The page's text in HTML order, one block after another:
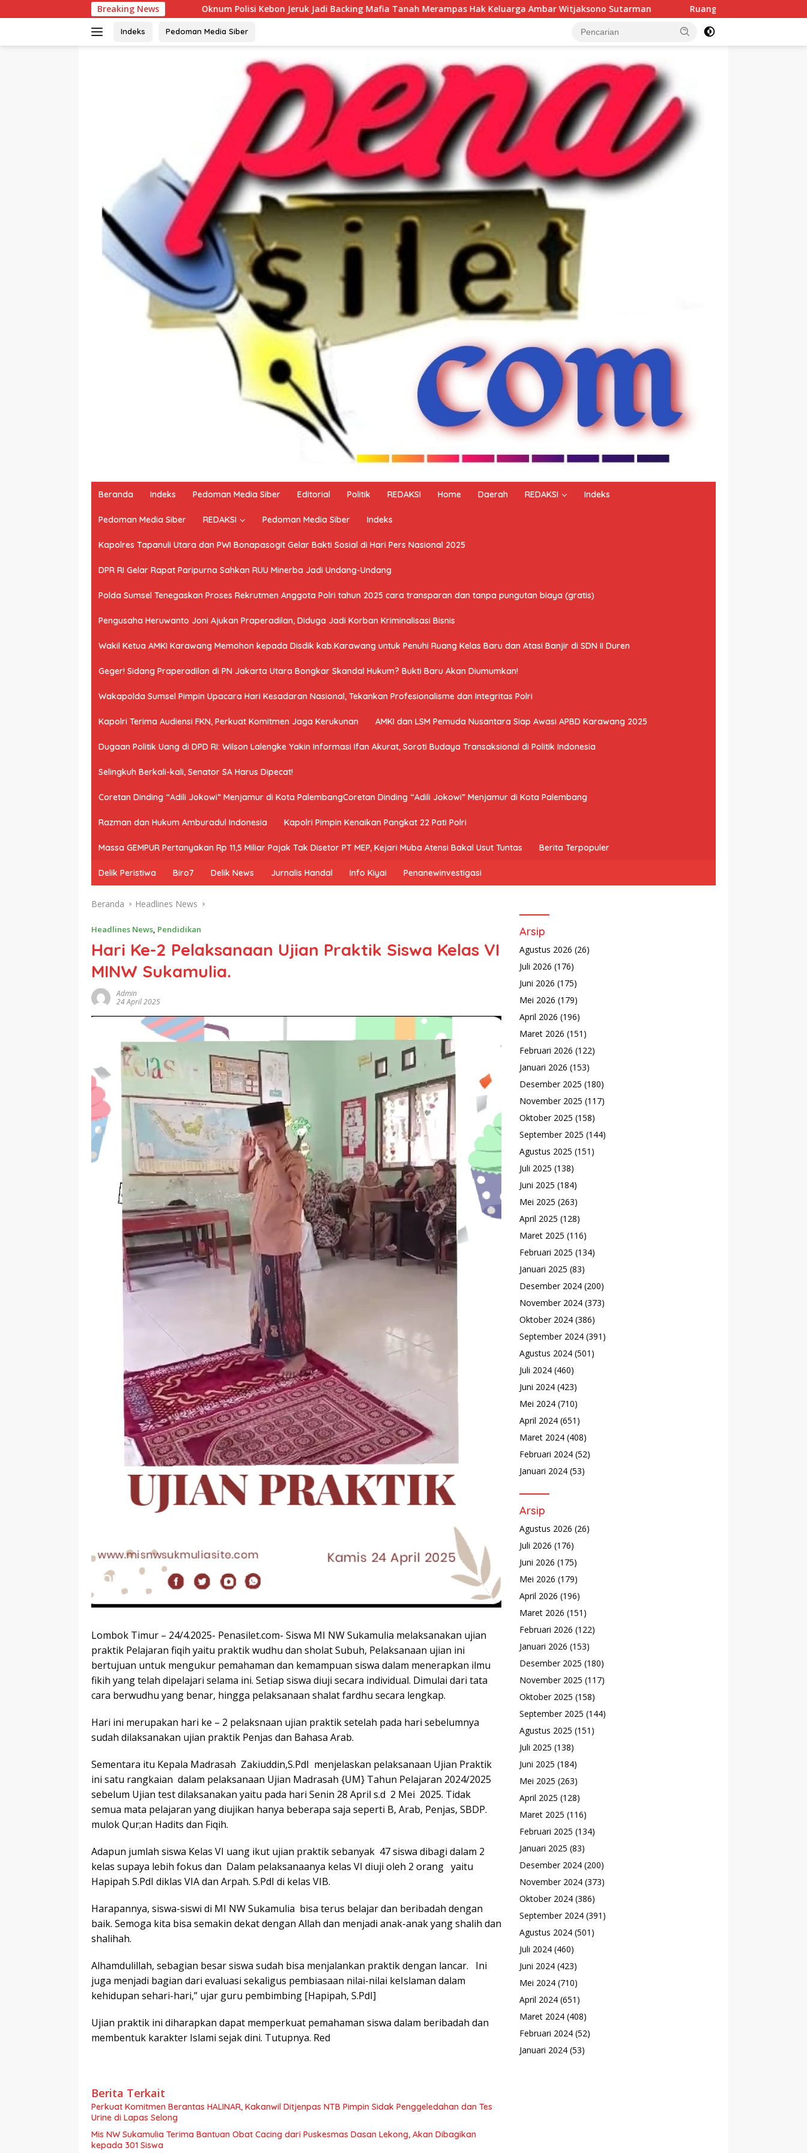
ke
Breaking News
Oknum Polisi Kebon Jeruk Jadi Backing Mafia Tanah Merampas Hak Keluarga Ambar Witjaksono Sutarman Ruang Kritik Dibuka, Pemkab Muba Diuji: 13 Aspirasi
Indeks Pedoman Media Siber
Beranda Indeks Pedoman Media Siber Editorial Politik REDAKSI Home Daerah REDAKSI Indeks
Pedoman Media Siber REDAKSI Pedoman Media Siber Indeks
Kapolres Tapanuli Utara dan PWI Bonapasogit Gelar Bakti Sosial di Hari Pers Nasional 2025
DPR RI Gelar Rapat Paripurna Sahkan RUU Minerba Jadi Undang-Undang
Polda Sumsel Tenegaskan Proses Rekrutmen Anggota Polri tahun 2025 cara transparan dan tanpa pungutan biaya (gratis)
Pengusaha Heruwanto Joni Ajukan Praperadilan, Diduga Jadi Korban Kriminalisasi Bisnis
Wakil Ketua AMKI Karawang Memohon kepada Disdik kab.Karawang untuk Penuhi Ruang Kelas Baru dan Atasi Banjir di SDN II Duren
Geger! Sidang Praperadilan di PN Jakarta Utara Bongkar Skandal Hukum? Bukti Baru Akan Diumumkan!
Wakapolda Sumsel Pimpin Upacara Hari Kesadaran Nasional, Tekankan Profesionalisme dan Integritas Polri
Kapolri Terima Audiensi FKN, Perkuat Komitmen Jaga Kerukunan AMKI dan LSM Pemuda Nusantara Siap Awasi APBD Karawang 2025
Dugaan Politik Uang di DPD RI: Wilson Lalengke Yakin Informasi Ifan Akurat, Soroti Budaya Transaksional di Politik Indonesia
Selingkuh Berkali-kali, Senator SA Harus Dipecat!
Coretan Dinding “Adili Jokowi” Menjamur di Kota PalembangCoretan Dinding “Adili Jokowi” Menjamur di Kota Palembang
Razman dan Hukum Amburadul Indonesia Kapolri Pimpin Kenaikan Pangkat 22 Pati Polri
Massa GEMPUR Pertanyakan Rp 11,5 Miliar Pajak Tak Disetor PT MEP, Kejari Muba Atensi Bakal Usut Tuntas Berita Terpopuler
Delik Peristiwa Biro7 Delik News Jurnalis Handal Info Kiyai Penanewinvestigasi
Beranda Headlines News
Headlines News, Pendidikan
Hari Ke-2 Pelaksanaan Ujian Praktik Siswa Kelas VI
MINW Sukamulia.
Admin
24 April 2025
Lombok Timur – 24/4.2025- Penasilet.com- Siswa MI NW Sukamulia melaksanakan ujian
praktik Pelajaran fiqih yaitu praktik wudhu dan sholat Subuh, Pelaksanaan ujian ini
bertujuan untuk mengukur pemahaman dan kemampuan siswa dalam menerapkan ilmu
fikih yang telah dipelajari selama ini. Setiap siswa diuji secara individual. Dimulai dari tata
cara berwudhu yang benar, hingga pelaksanaan shalat fardhu secara lengkap.
Hari ini merupakan hari ke – 2 pelaksnaan ujian praktik setelah pada hari sebelumnya
sudah dilaksanakan ujian praktik Penjas dan Bahasa Arab.
Sementara itu Kepala Madrasah Zakiuddin,S.PdI menjelaskan pelaksanaan Ujian Praktik
ini satu rangkaian dalam pelaksanaan Ujian Madrasah {UM} Tahun Pelajaran 2024/2025
sebelum Ujian test dilaksanakan yaitu pada hari Senin 28 April s.d 2 Mei 2025. Tidak
semua mata pelajaran yang diujikan hanya beberapa saja seperti B, Arab, Penjas, SBDP.
mulok Qur;an Hadits dan Fiqih.
Adapun jumlah siswa Kelas VI uang ikut ujian praktik sebanyak 47 siswa dibagi dalam 2
kelas supaya lebih fokus dan Dalam pelaksanaanya kelas VI diuji oleh 2 orang yaitu
Hapipah S.PdI diklas VIA dan Arpah. S.PdI di kelas VIB.
Harapannya, siswa-siswi di MI NW Sukamulia bisa terus belajar dan beribadah dengan
baik. Semoga kita bisa semakin dekat dengan Allah dan menjadi anak-anak yang shalih dan
shalihah.
Alhamdulillah, sebagian besar siswa sudah bisa menjalankan praktik dengan lancar. Ini
juga menjadi bagian dari evaluasi sekaligus pembiasaan nilai-nilai keIslaman dalam
kehidupan sehari-hari,” ujar guru pembimbing [Hapipah, S.PdI]
Ujian praktik ini diharapkan dapat memperkuat pemahaman siswa dalam beribadah dan
membentuk karakter Islami sejak dini. Tutupnya. Red
Berita Terkait
Perkuat Komitmen Berantas HALINAR, Kakanwil Ditjenpas NTB Pimpin Sidak Penggeledahan dan Tes
Urine di Lapas Selong
Mis NW Sukamulia Terima Bantuan Obat Cacing dari Puskesmas Dasan Lekong, Akan Dibagikan
kepada 301 Siswa
Arsip
Agustus 2026 (26)
Juli 2026 (176)
Juni 2026 (175)
Mei 2026 (179)
April 2026 (196)
Maret 2026 (151)
Februari 2026 (122)
Januari 2026 (153)
Desember 2025 (180)
November 2025 (117)
Oktober 2025 (158)
September 2025 (144)
Agustus 2025 (151)
Juli 2025 (138)
Juni 2025 (184)
Mei 2025 (263)
April 2025 (128)
Maret 2025 (116)
Februari 2025 (134)
Januari 2025 (83)
Desember 2024 (200)
November 2024 (373)
Oktober 2024 (386)
September 2024 (391)
Agustus 2024 (501)
Juli 2024 (460)
Juni 2024 (423)
Mei 2024 (710)
April 2024 (651)
Maret 2024 (408)
Februari 2024 (52)
Januari 2024 (53)
Arsip
Agustus 2026 (26)
Juli 2026 (176)
Juni 2026 (175)
Mei 2026 (179)
April 2026 (196)
Maret 2026 (151)
Februari 2026 (122)
Januari 2026 (153)
Desember 2025 (180)
November 2025 (117)
Oktober 2025 (158)
September 2025 (144)
Agustus 2025 (151)
Juli 2025 (138)
Juni 2025 (184)
Mei 2025 (263)
April 2025 (128)
Maret 2025 (116)
Februari 2025 (134)
Januari 2025 (83)
Desember 2024 (200)
November 2024 (373)
Oktober 2024 (386)
September 2024 (391)
Agustus 2024 (501)
Juli 2024 (460)
Juni 2024 (423)
Mei 2024 (710)
April 2024 (651)
Maret 2024 (408)
Februari 2024 (52)
Januari 2024 (53)